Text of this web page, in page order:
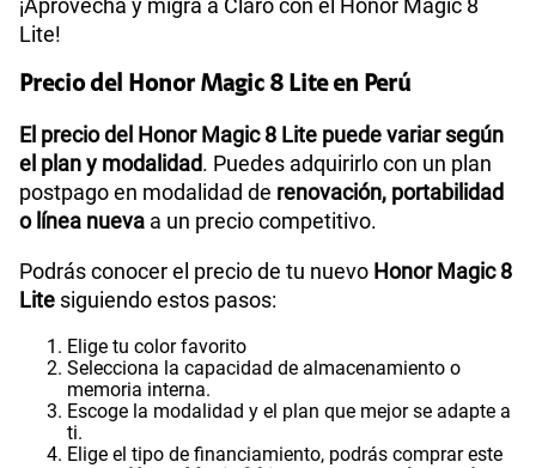
¡Aprovecha y migra a Claro con el Honor Magic 8
Lite!
Precio del Honor Magic 8 Lite en Perú
El precio del Honor Magic 8 Lite puede variar según
el plan y modalidad. Puedes adquirirlo con un plan
postpago en modalidad de renovación, portabilidad
o línea nueva a un precio competitivo.
Podrás conocer el precio de tu nuevo Honor Magic 8
Lite siguiendo estos pasos:
Elige tu color favorito
Selecciona la capacidad de almacenamiento o
memoria interna.
Escoge la modalidad y el plan que mejor se adapte a
ti.
Elige el tipo de financiamiento, podrás comprar este